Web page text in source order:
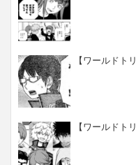
【ワールドト
【ワールドト